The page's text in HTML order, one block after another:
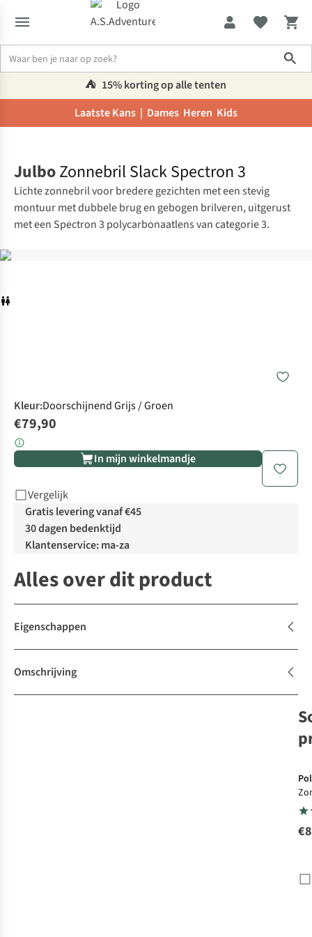
⛺️ 15% korting op alle tenten
Laatste Kans | Dames Heren Kids
JulboZonnebril Slack Spectron 3
Lichte zonnebril voor bredere gezichten met een stevig
montuur met dubbele brug en gebogen brilveren, uitgerust
met een Spectron 3 polycarbonaatlens van categorie 3.
Kleur:Doorschijnend Grijs / Groen
€79,90
In mijn winkelmandje
Vergelijk
Gratis levering vanaf €45
30 dagen bedenktijd
Klantenservice: ma-za
Alles over dit product
Eigenschappen
Omschrijving